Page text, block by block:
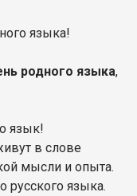
языка!
родного языка,
язык!
в слове
мысли и опыта.
русского языка.